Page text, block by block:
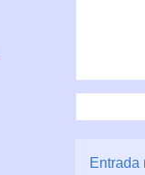
Entrada